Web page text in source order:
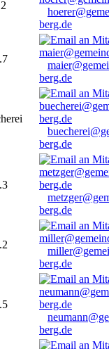
berg.de
berg.de
berg.de
berg.de
berg.de
berg.de